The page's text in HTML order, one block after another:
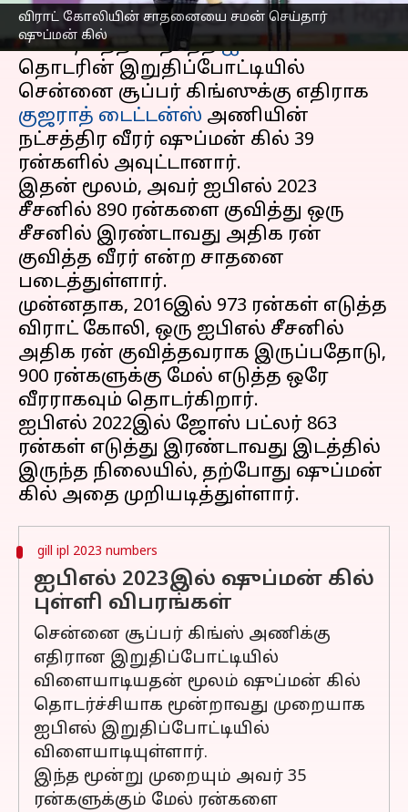
விராட் கோலியின் சாதனையை சமன் செய்தார்
ஷுப்மன் கில்
அகமதாபாத்தில் உள்ள நரேந்திர மோடி
ஸ்டேடியத்தில் நடந்தஐபிஎல் 2023
தொடரின் இறுதிப்போட்டியில்
சென்னை சூப்பர் கிங்ஸுக்கு எதிராக
குஜராத் டைட்டன்ஸ் அணியின்
நட்சத்திர வீரர் ஷுப்மன் கில் 39
ரன்களில் அவுட்டானார்.
இதன் மூலம், அவர் ஐபிஎல் 2023
சீசனில் 890 ரன்களை குவித்து ஒரு
சீசனில் இரண்டாவது அதிக ரன்
குவித்த வீரர் என்ற சாதனை
படைத்துள்ளார்.
முன்னதாக, 2016இல் 973 ரன்கள் எடுத்த
விராட் கோலி, ஒரு ஐபிஎல் சீசனில்
அதிக ரன் குவித்தவராக இருப்பதோடு,
900 ரன்களுக்கு மேல் எடுத்த ஒரே
வீரராகவும் தொடர்கிறார்.
ஐபிஎல் 2022இல் ஜோஸ் பட்லர் 863
ரன்கள் எடுத்து இரண்டாவது இடத்தில்
இருந்த நிலையில், தற்போது ஷுப்மன்
gill ipl 2023 numbers
ஐபிஎல் 2023இல் ஷுப்மன் கில்
புள்ளி விபரங்கள்
சென்னை சூப்பர் கிங்ஸ் அணிக்கு
எதிரான இறுதிப்போட்டியில்
விளையாடியதன் மூலம் ஷுப்மன் கில்
தொடர்ச்சியாக மூன்றாவது முறையாக
ஐபிஎல் இறுதிப்போட்டியில்
விளையாடியுள்ளார்.
இந்த மூன்று முறையும் அவர் 35
ரன்களுக்கும் மேல் ரன்களை